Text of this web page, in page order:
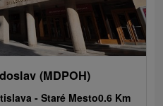
(MDPOH)
- Staré Mesto0.6 Km